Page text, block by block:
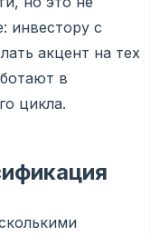
инвестору с
акцент на тех
в
цикла.